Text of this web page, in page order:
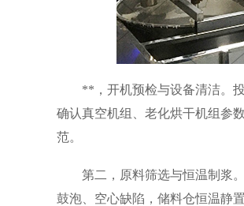
**，开机预检与设备清洁。
确认真空机组、老化烘干机组参
范。
第二，原料筛选与恒温制浆
鼓泡、空心缺陷，储料仓恒温静